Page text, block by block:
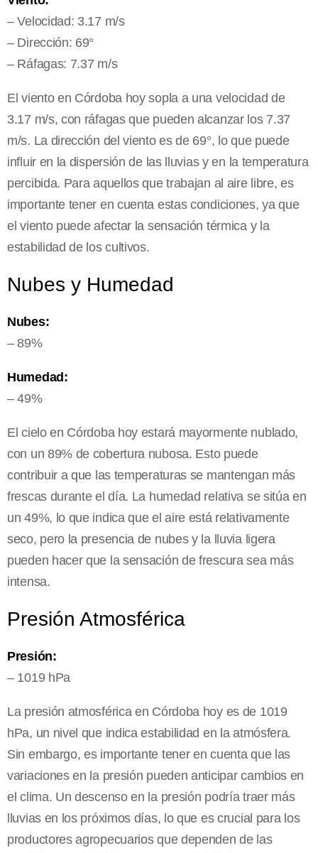
– Velocidad: 3.17 m/s
– Dirección: 69°
– Ráfagas: 7.37 m/s
El viento en Córdoba hoy sopla a una velocidad de
3.17 m/s, con ráfagas que pueden alcanzar los 7.37
m/s. La dirección del viento es de 69°, lo que puede
influir en la dispersión de las lluvias y en la temperatura
percibida. Para aquellos que trabajan al aire libre, es
importante tener en cuenta estas condiciones, ya que
el viento puede afectar la sensación térmica y la
estabilidad de los cultivos.
Nubes y Humedad
Nubes:
– 89%
Humedad:
– 49%
El cielo en Córdoba hoy estará mayormente nublado,
con un 89% de cobertura nubosa. Esto puede
contribuir a que las temperaturas se mantengan más
frescas durante el día. La humedad relativa se sitúa en
un 49%, lo que indica que el aire está relativamente
seco, pero la presencia de nubes y la lluvia ligera
pueden hacer que la sensación de frescura sea más
intensa.
Presión Atmosférica
Presión:
– 1019 hPa
La presión atmosférica en Córdoba hoy es de 1019
hPa, un nivel que indica estabilidad en la atmósfera.
Sin embargo, es importante tener en cuenta que las
variaciones en la presión pueden anticipar cambios en
el clima. Un descenso en la presión podría traer más
lluvias en los próximos días, lo que es crucial para los
productores agropecuarios que dependen de las